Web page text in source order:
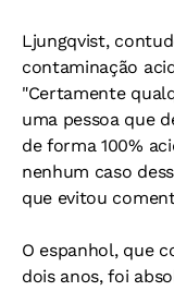
Ljungqvist,
contaminação
"Certamente
uma pessoa que
de forma 100%
nenhum caso
que evitou
O espanhol, que
dois anos, foi